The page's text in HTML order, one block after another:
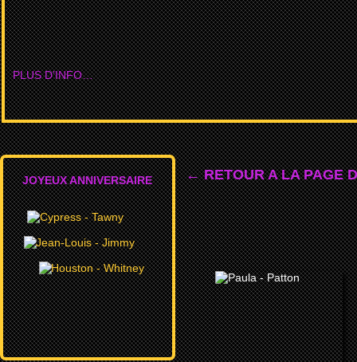
PLUS D’INFO…
JOYEUX ANNIVERSAIRE ← RETOUR A LA PAGE